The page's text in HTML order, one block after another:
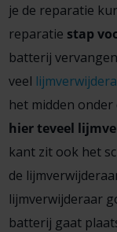
je de reparatie
reparatie stap
batterij
veel
het midden
hier teveel
kant zit ook het
de
lijmverwijderaar
batterij gaat